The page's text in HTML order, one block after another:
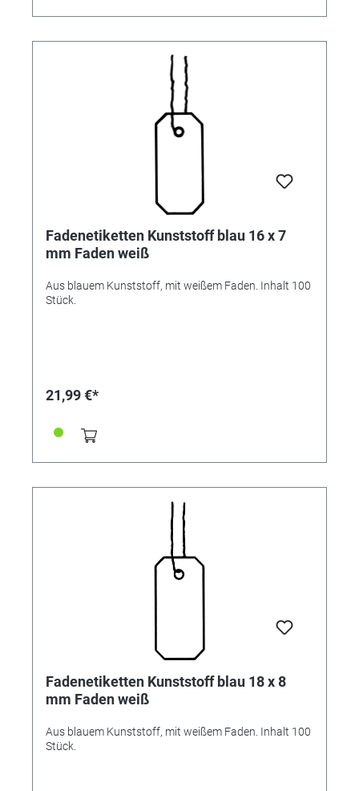
Fadenetiketten Kunststoff blau 16 x 7
mm Faden weiß
Aus blauem Kunststoff, mit weißem Faden. Inhalt 100
Stück.
21,99 €*
Fadenetiketten Kunststoff blau 18 x 8
mm Faden weiß
Aus blauem Kunststoff, mit weißem Faden. Inhalt 100
Stück.